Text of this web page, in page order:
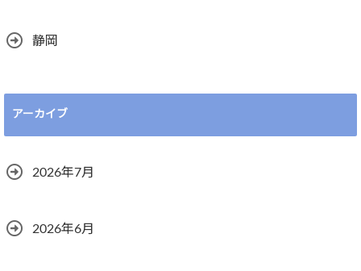
静岡
アーカイブ
2026年7月
2026年6月